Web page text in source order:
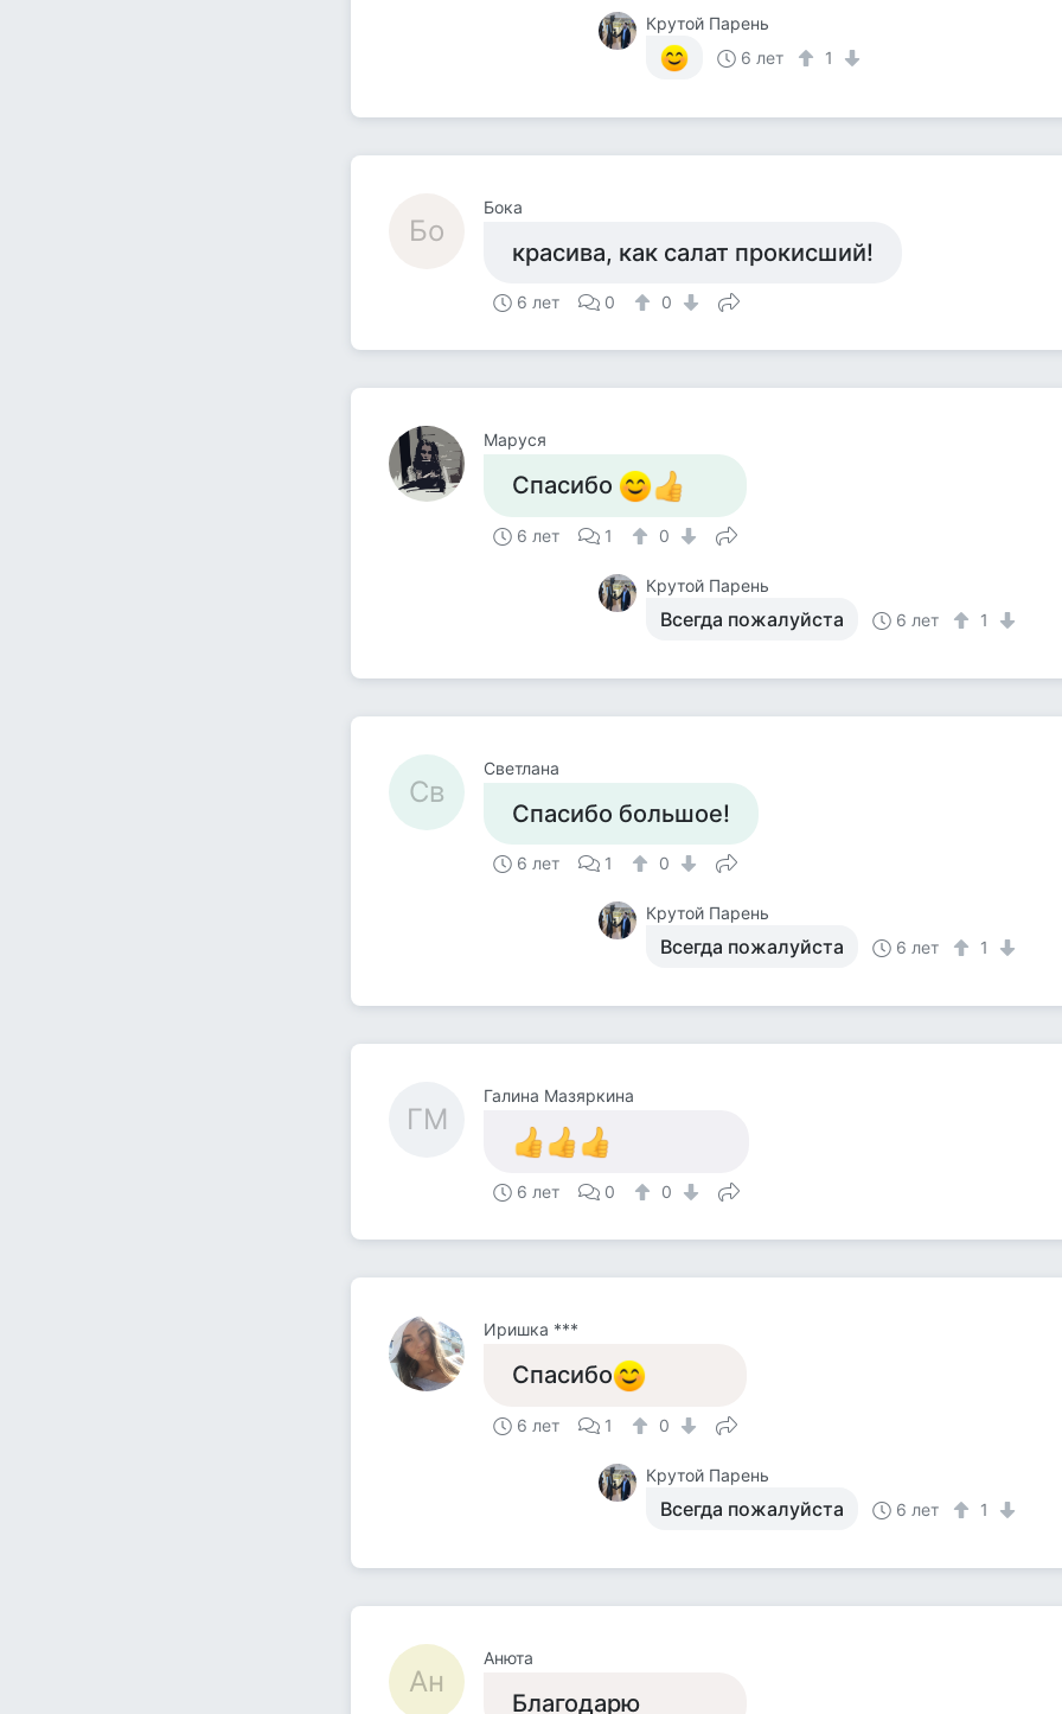
Крутой Парень
6 лет
1
Бо
Бока
красива, как салат прокисший!
6 лет 0 0
Маруся
Спасибо
6 лет 1 0
Крутой Парень
Всегда пожалуйста 6 лет 1
Св
Светлана
Спасибо большое!
6 лет 1 0
Крутой Парень
Всегда пожалуйста 6 лет 1
ГМ
Галина Мазяркина
6 лет 0 0
Иришка ***
Спасибо
6 лет 1 0
Крутой Парень
Всегда пожалуйста 6 лет 1
Ан
Анюта
Благодарю